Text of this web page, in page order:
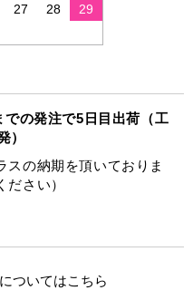
27 28
29
の発注で5日目出荷（工
）
の納期を頂いておりま
さい）
ついてはこちら